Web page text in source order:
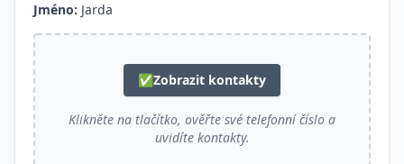
Jméno: Jarda
✅Zobrazit kontakty
Klikněte na tlačítko, ověřte své telefonní číslo a
uvidíte kontakty.